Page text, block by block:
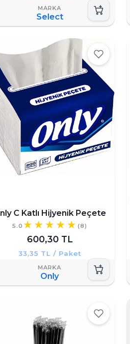
Select
C Katlı Hijyenik Peçete
5.0 (8)
600,30 TL
33,35 TL / Paket
Only